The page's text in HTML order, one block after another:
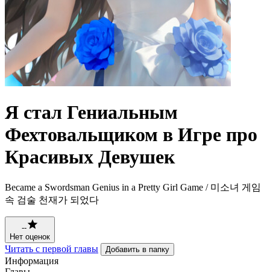
Я стал Гениальным
Фехтовальщиком в Игре про
Красивых Девушек
Became a Swordsman Genius in a Pretty Girl Game / 미소녀 게임
속 검술 천재가 되었다
--
Нет оценок
Читать с первой главы Добавить в папку
Информация